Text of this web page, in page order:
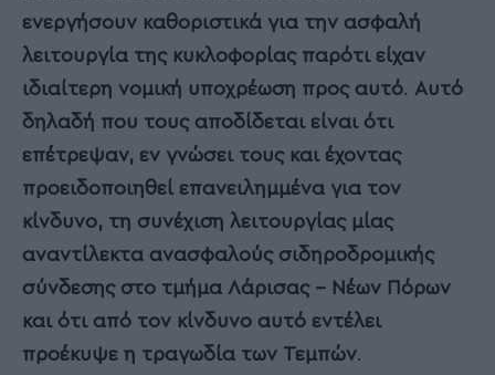
ενεργήσουν καθοριστικά για την ασφαλή
λειτουργία της κυκλοφορίας παρότι είχαν
ιδιαίτερη νομική υποχρέωση προς αυτό. Αυτό
δηλαδή που τους αποδίδεται είναι ότι
επέτρεψαν, εν γνώσει τους και έχοντας
προειδοποιηθεί επανειλημμένα για τον
κίνδυνο, τη συνέχιση λειτουργίας μίας
αναντίλεκτα ανασφαλούς σιδηροδρομικής
σύνδεσης στο τμήμα Λάρισας – Νέων Πόρων
και ότι από τον κίνδυνο αυτό εντέλει
προέκυψε η τραγωδία των Τεμπών.